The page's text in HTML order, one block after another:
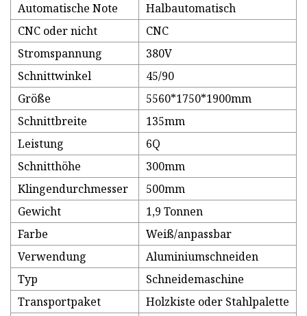
Automatische Note
Halbautomatisch
CNC oder nicht
CNC
Stromspannung
380V
Schnittwinkel
45/90
Größe
5560*1750*1900mm
Schnittbreite
135mm
Leistung
6Q
Schnitthöhe
300mm
Klingendurchmesser
500mm
Gewicht
1,9 Tonnen
Farbe
Weiß/anpassbar
Verwendung
Aluminiumschneiden
Typ
Schneidemaschine
Transportpaket
Holzkiste oder Stahlpalette